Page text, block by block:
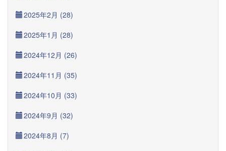
2025年2月 (28)
2025年1月 (28)
2024年12月 (26)
2024年11月 (35)
2024年10月 (33)
2024年9月 (32)
2024年8月 (7)